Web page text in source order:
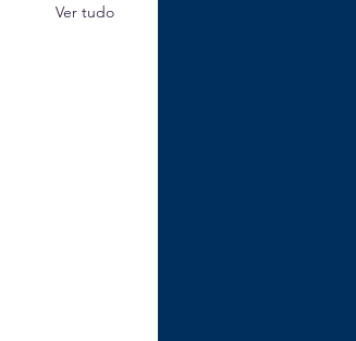
Ver tudo